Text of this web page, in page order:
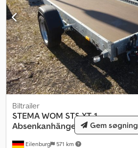
Eilenburg 571 km
Biltrailer
STEMAWOM STS XT .1
Absenkanhänger 100KMHGem søgning